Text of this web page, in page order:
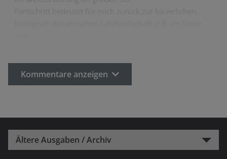
Kommentare anzeigen
Ältere Ausgaben / Archiv